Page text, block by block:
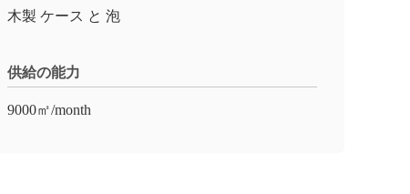
木製 ケース と 泡
供給の能力
9000㎡/month